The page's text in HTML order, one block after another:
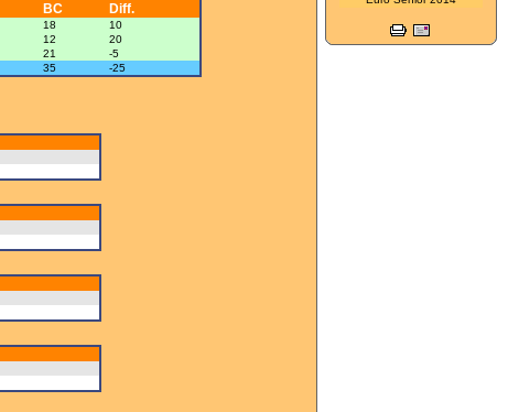
BC Diff.
18
10
12
20
21
-5
35 -25